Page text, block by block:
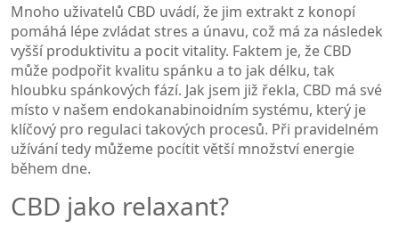
Mnoho uživatelů CBD uvádí, že jim extrakt z konopí
pomáhá lépe zvládat stres a únavu, což má za následek
vyšší produktivitu a pocit vitality. Faktem je, že CBD
může podpořit kvalitu spánku a to jak délku, tak
hloubku spánkových fází. Jak jsem již řekla, CBD má své
místo v našem endokanabinoidním systému, který je
klíčový pro regulaci takových procesů. Při pravidelném
užívání tedy můžeme pocítit větší množství energie
během dne.
CBD jako relaxant?